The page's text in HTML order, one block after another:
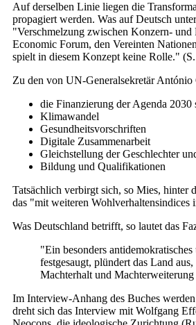
Auf derselben Linie liegen die
propagiert werden. Was auf Deutsch
"Verschmelzung zwischen Konzern- und
Economic Forum, den Vereinten
spielt in diesem Konzept keine Rolle."
Zu den von UN-Generalsekretär
die Finanzierung der Agenda 2030
Klimawandel
Gesundheitsvorschriften
Digitale Zusammenarbeit
Gleichstellung der Geschlechter
Bildung und Qualifikationen
Tatsächlich verbirgt sich, so Mies, hinter
das "mit weiteren
Was Deutschland betrifft, so lautet das
"Ein besonders
festgesaugt, plündert das Land
Machterhalt und Machterweiterung
Im Interview-Anhang des Buches
dreht sich das Interview mit Wolfgang